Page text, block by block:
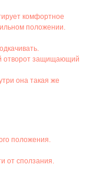
комфортное
положении.
отворот защищающий
она такая же
положения.
от сползания.